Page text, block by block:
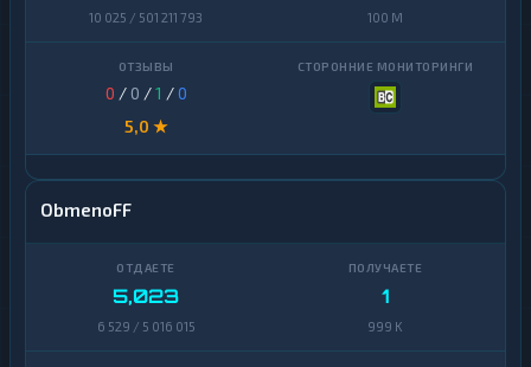
10 025 / 501 211 793 100 M
0 / 0 /1 /0
5,0 ★
ObmenoFF
5,023
6 529 / 5 016 015
1
999 K